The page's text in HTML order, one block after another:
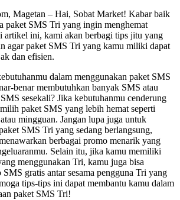
Magetan – Hai, Sobat Market! Kabar baik
paket SMS Tri yang ingin menghemat
artikel ini, kami akan berbagi tips jitu yang
agar paket SMS Tri yang kamu miliki dapat
dan efisien.
dalam menggunakan paket SMS
benar membutuhkan banyak SMS atau
sesekali? Jika kebutuhanmu cenderung
paket SMS yang lebih hemat seperti
mingguan. Jangan lupa juga untuk
SMS Tri yang sedang berlangsung,
berbagai promo menarik yang
Selain itu, jika kamu memiliki
menggunakan Tri, kamu juga bisa
gratis antar sesama pengguna Tri yang
tips-tips ini dapat membantu kamu dalam
paket SMS Tri!